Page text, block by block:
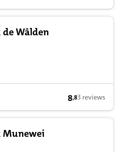
Wâlden
8,8 op basis
8,83 reviews